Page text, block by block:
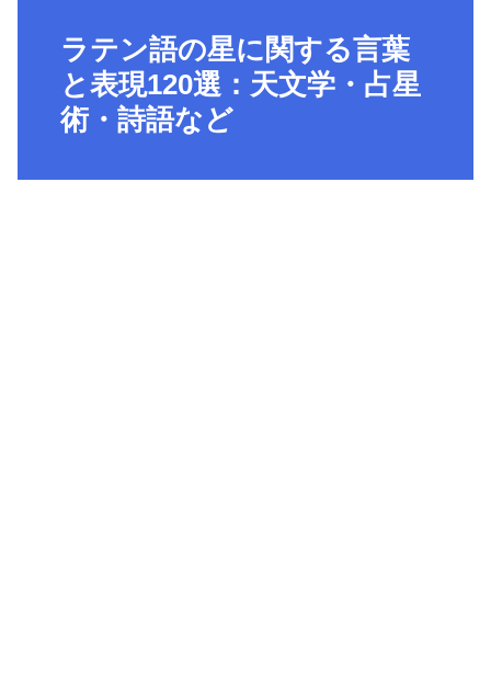
ラテン語の星に関する言葉
と表現120選：天文学・占星
術・詩語など